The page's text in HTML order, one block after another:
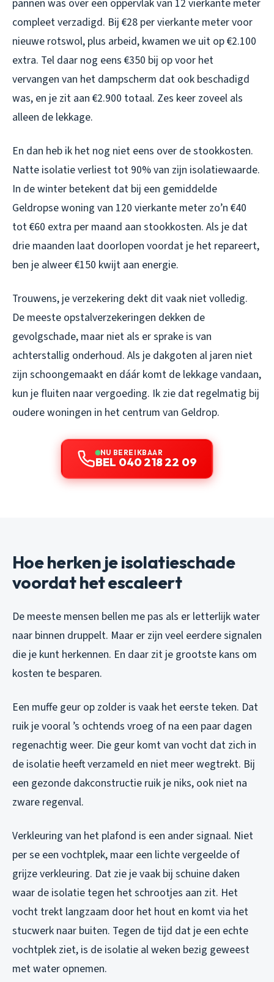
pannen was over een oppervlak van 12 vierkante meter
compleet verzadigd. Bij €28 per vierkante meter voor
nieuwe rotswol, plus arbeid, kwamen we uit op €2.100
extra. Tel daar nog eens €350 bij op voor het
vervangen van het dampscherm dat ook beschadigd
was, en je zit aan €2.900 totaal. Zes keer zoveel als
alleen de lekkage.
En dan heb ik het nog niet eens over de stookkosten.
Natte isolatie verliest tot 90% van zijn isolatiewaarde.
In de winter betekent dat bij een gemiddelde
Geldropse woning van 120 vierkante meter zo’n €40
tot €60 extra per maand aan stookkosten. Als je dat
drie maanden laat doorlopen voordat je het repareert,
ben je alweer €150 kwijt aan energie.
Trouwens, je verzekering dekt dit vaak niet volledig.
De meeste opstalverzekeringen dekken de
gevolgschade, maar niet als er sprake is van
achterstallig onderhoud. Als je dakgoten al jaren niet
zijn schoongemaakt en dáár komt de lekkage vandaan,
kun je fluiten naar vergoeding. Ik zie dat regelmatig bij
oudere woningen in het centrum van Geldrop.
NU BEREIKBAAR
BEL 040 218 22 09
Hoe herken je isolatieschade
voordat het escaleert
De meeste mensen bellen me pas als er letterlijk water
naar binnen druppelt. Maar er zijn veel eerdere signalen
die je kunt herkennen. En daar zit je grootste kans om
kosten te besparen.
Een muffe geur op zolder is vaak het eerste teken. Dat
ruik je vooral ’s ochtends vroeg of na een paar dagen
regenachtig weer. Die geur komt van vocht dat zich in
de isolatie heeft verzameld en niet meer wegtrekt. Bij
een gezonde dakconstructie ruik je niks, ook niet na
zware regenval.
Verkleuring van het plafond is een ander signaal. Niet
per se een vochtplek, maar een lichte vergeelde of
grijze verkleuring. Dat zie je vaak bij schuine daken
waar de isolatie tegen het schrootjes aan zit. Het
vocht trekt langzaam door het hout en komt via het
stucwerk naar buiten. Tegen de tijd dat je een echte
vochtplek ziet, is de isolatie al weken bezig geweest
met water opnemen.